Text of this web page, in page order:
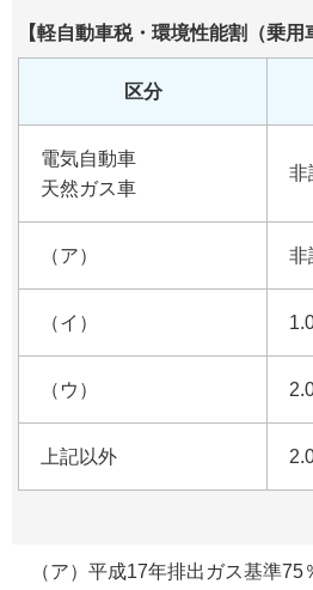
【軽自動車税・環境性能割（乗用
区分
電気自動車
天然ガス車
非
（ア） 非
（イ）
（ウ）
上記以外
（ア）平成17年排出ガス基準